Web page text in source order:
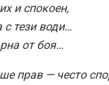
и спокоен,
с тези води…
от боя…
прав — често